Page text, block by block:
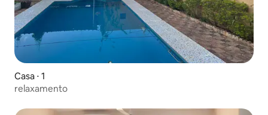
Casa ⋅ 1
relaxamento